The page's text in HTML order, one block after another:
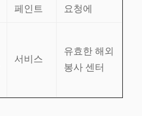
페인트 요청에
서비스
유효한 해외
봉사 센터